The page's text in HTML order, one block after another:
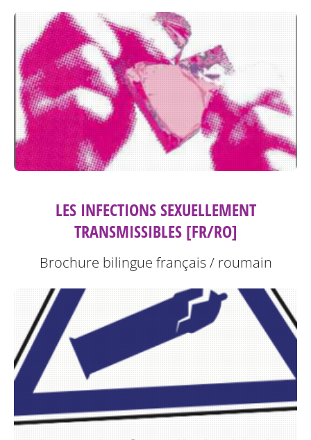
LES INFECTIONS SEXUELLEMENT
TRANSMISSIBLES [FR/RO]
Brochure bilingue français / roumain